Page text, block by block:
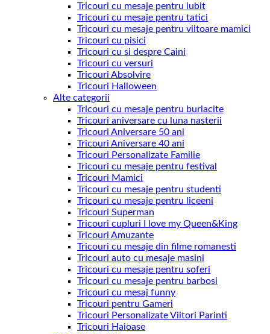
Tricouri cu mesaje pentru iubit
Tricouri cu mesaje pentru tatici
Tricouri cu mesaje pentru viitoare mamici
Tricouri cu pisici
Tricouri cu si despre Caini
Tricouri cu versuri
Tricouri Absolvire
Tricouri Halloween
Alte categorii
Tricouri cu mesaje pentru burlacite
Tricouri aniversare cu luna nasterii
Tricouri Aniversare 50 ani
Tricouri Aniversare 40 ani
Tricouri Personalizate Familie
Tricouri cu mesaje pentru festival
Tricouri Mamici
Tricouri cu mesaje pentru studenti
Tricouri cu mesaje pentru liceeni
Tricouri Superman
Tricouri cupluri I love my Queen&King
Tricouri Amuzante
Tricouri cu mesaje din filme romanesti
Tricouri auto cu mesaje masini
Tricouri cu mesaje pentru soferi
Tricouri cu mesaje pentru barbosi
Tricouri cu mesaj funny
Tricouri pentru Gameri
Tricouri Personalizate Viitori Parinti
Tricouri Haioase